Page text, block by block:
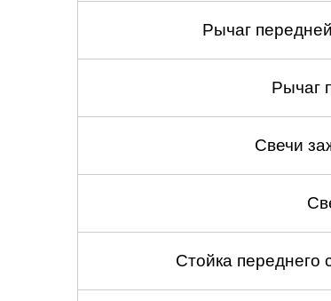
Рычаг
Рычаг
Свечи
Стойка переднего